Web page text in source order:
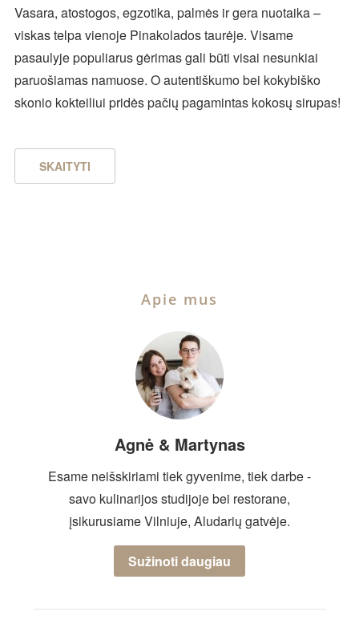
Vasara, atostogos, egzotika, palmės ir gera nuotaika –
viskas telpa vienoje Pinakolados taurėje. Visame
pasaulyje populiarus gėrimas gali būti visai nesunkiai
paruošiamas namuose. O autentiškumo bei kokybiško
skonio kokteiliui pridės pačių pagamintas kokosų sirupas!
SKAITYTI
Apie mus
Agnė & Martynas
Esame neišskiriami tiek gyvenime, tiek darbe -
savo kulinarijos studijoje bei restorane,
įsikurusiame Vilniuje, Aludarių gatvėje.
Sužinoti daugiau